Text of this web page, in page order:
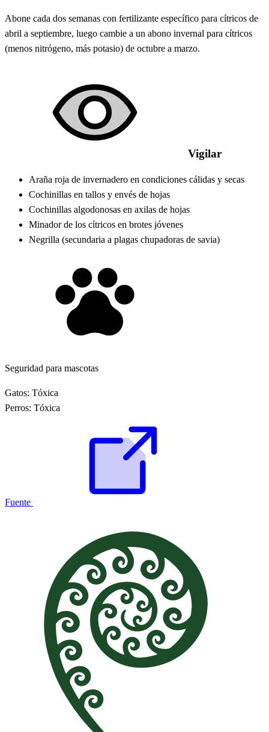
Abone cada dos semanas con fertilizante específico para cítricos de
abril a septiembre, luego cambie a un abono invernal para cítricos
(menos nitrógeno, más potasio) de octubre a marzo.
Vigilar
Araña roja de invernadero en condiciones cálidas y secas
Cochinillas en tallos y envés de hojas
Cochinillas algodonosas en axilas de hojas
Minador de los cítricos en brotes jóvenes
Negrilla (secundaria a plagas chupadoras de savia)
Seguridad para mascotas
Gatos: Tóxica
Perros: Tóxica
Fuente